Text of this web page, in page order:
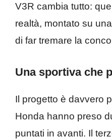
V3R cambia tutto:
realtà, montato su
di far tremare la
Una sportiva che
Il progetto è davvero
Honda hanno preso
puntati in avanti. Il